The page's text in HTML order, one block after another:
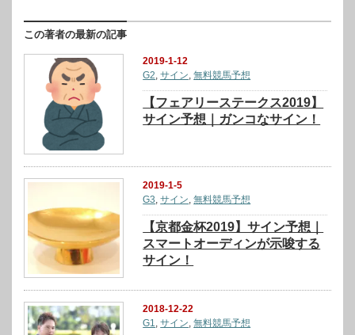
この著者の最新の記事
2019-1-12
G2,サイン,無料競馬予想
【フェアリーステークス2019】
サイン予想｜ガンコなサイン！
2019-1-5
G3 ,サイン ,無料競馬予想
【京都金杯2019】サイン予想｜
スマートオーディンが示唆する
サイン！
2018-12-22
G1,サイン,無料競馬予想